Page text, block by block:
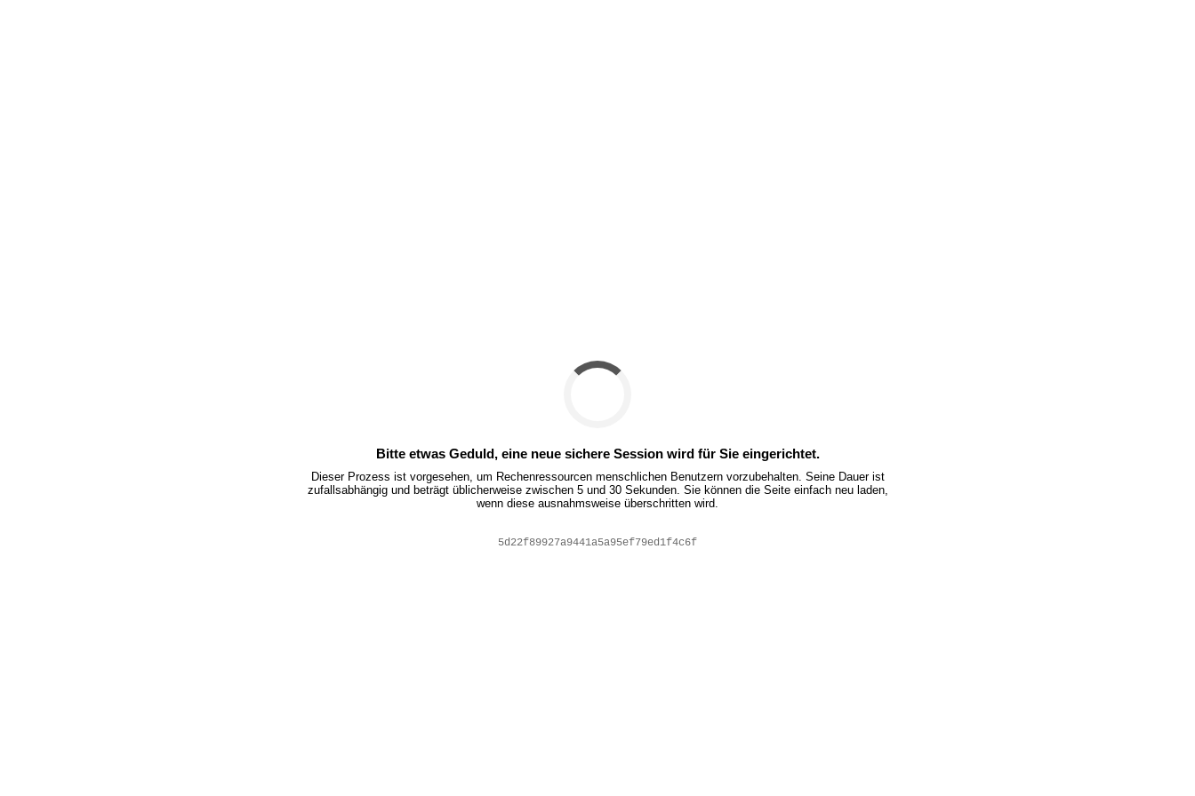
Bitte etwas Geduld, eine neue sichere Session wird für Sie eingerichtet.
Dieser Prozess ist vorgesehen, um Rechenressourcen menschlichen Benutzern vorzubehalten. Seine Dauer ist
zufallsabhängig und beträgt üblicherweise zwischen 5 und 30 Sekunden. Sie können die Seite einfach neu laden,
wenn diese ausnahmsweise überschritten wird.
fa7842d80e7084c3eeb657d3f7df07e2